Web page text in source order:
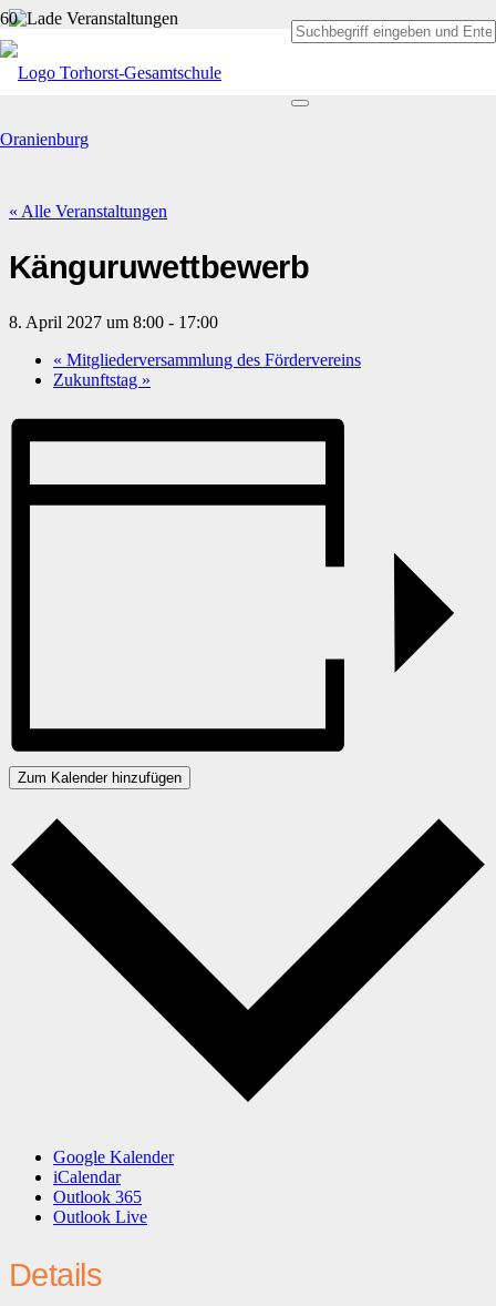
« Alle Veranstaltungen
Känguruwettbewerb
8. April 2027 um 8:00 - 17:00
« Mitgliederversammlung des Fördervereins
Zukunftstag »
Zum Kalender hinzufügen
Google Kalender
iCalendar
Outlook 365
Outlook Live
Details